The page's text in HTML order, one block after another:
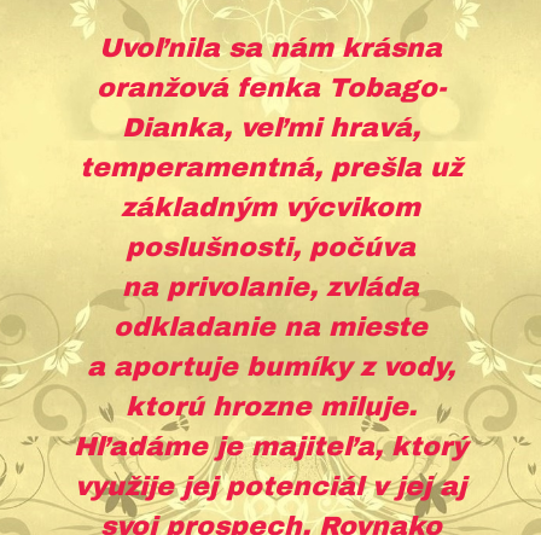
Uvoľnila sa nám krásna
oranžová fenka Tobago-
Dianka, veľmi hravá,
temperamentná, prešla už
základným výcvikom
poslušnosti, počúva
na privolanie, zvláda
odkladanie na mieste
a aportuje bumíky z vody,
ktorú hrozne miluje.
Hľadáme je majiteľa, ktorý
využije jej potenciál v jej aj
svoj prospech. Rovnako